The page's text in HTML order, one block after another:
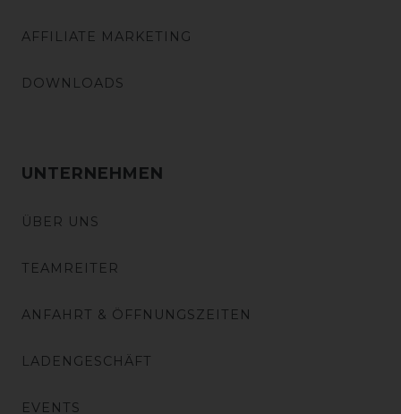
AFFILIATE MARKETING
DOWNLOADS
UNTERNEHMEN
ÜBER UNS
TEAMREITER
ANFAHRT & ÖFFNUNGSZEITEN
LADENGESCHÄFT
EVENTS